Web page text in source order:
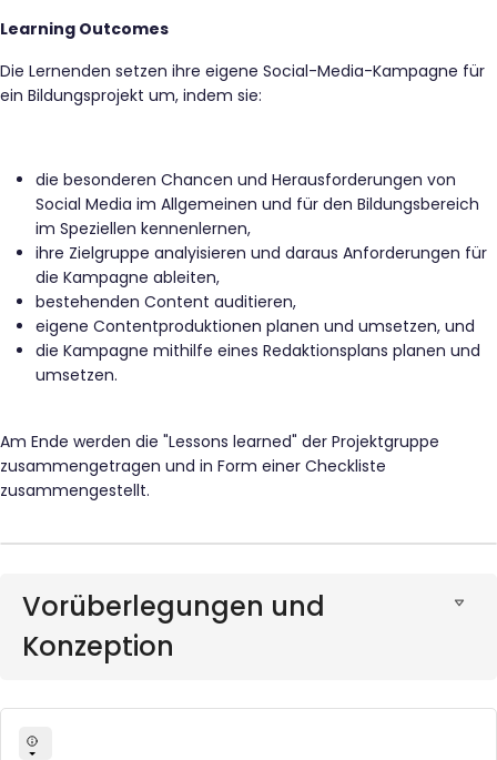
Learning Outcomes
Die Lernenden setzen ihre eigene Social-Media-Kampagne für
ein Bildungsprojekt um, indem sie:
die besonderen Chancen und Herausforderungen von
Social Media im Allgemeinen und für den Bildungsbereich
im Speziellen kennenlernen,
ihre Zielgruppe analyisieren und daraus Anforderungen für
die Kampagne ableiten,
bestehenden Content auditieren,
eigene Contentproduktionen planen und umsetzen, und
die Kampagne mithilfe eines Redaktionsplans planen und
umsetzen.
Am Ende werden die "Lessons learned" der Projektgruppe
zusammengetragen und in Form einer Checkliste
zusammengestellt.
Vorüberlegungen und
Konzeption